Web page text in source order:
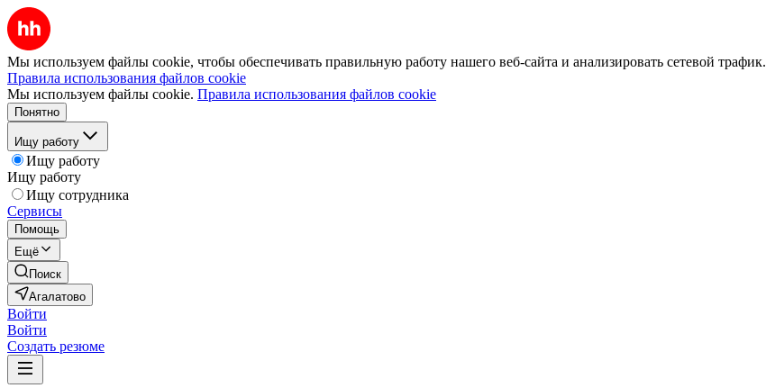
Мы используем файлы cookie, чтобы обеспечивать правильную работу нашего веб-сайта и анализировать сетевой трафик.
Правила использования файлов cookie
Мы используем файлы cookie. Правила использования файлов cookie
Понятно
Ищу работу
Ищу работу
Ищу работу
Ищу сотрудника
Сервисы
Помощь
Ещё
Поиск
Агалатово
Войти
Войти
Создать резюме